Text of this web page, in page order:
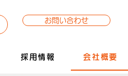
お問い合わせ
採用情報 会社概要